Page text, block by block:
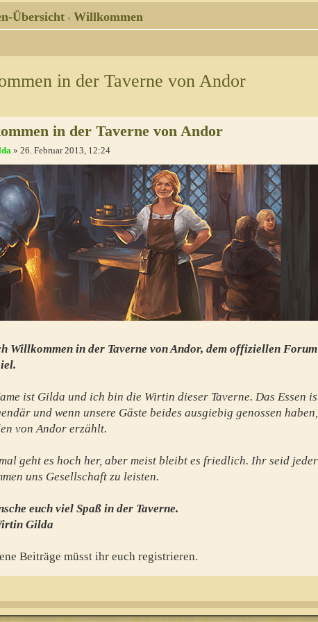
Übersicht ‹ Willkommen
in der Taverne von Andor
in der Taverne von Andor
» 26. Februar 2013, 12:24
Willkommen in der Taverne von Andor, dem offiziellen
ist Gilda und ich bin die Wirtin dieser Taverne. Das Essen
und wenn unsere Gäste beides ausgiebig genossen
von Andor erzählt.
geht es hoch her, aber meist bleibt es friedlich. Ihr seid
uns Gesellschaft zu leisten.
euch viel Spaß in der Taverne.
Gilda
Beiträge müsst ihr euch registrieren.